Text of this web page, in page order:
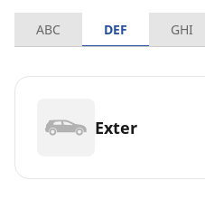
ABC DEF GHI
Exter